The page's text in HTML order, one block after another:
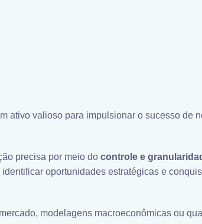
ativo valioso para impulsionar o sucesso de
precisa por meio do controle e
oportunidades estratégicas e
modelagens macroeconômicas ou